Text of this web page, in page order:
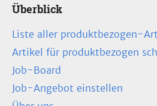
Überblick
Liste aller produktbezogen-
Artikel für produktbezogen
Job-Board
Job-Angebot einstellen